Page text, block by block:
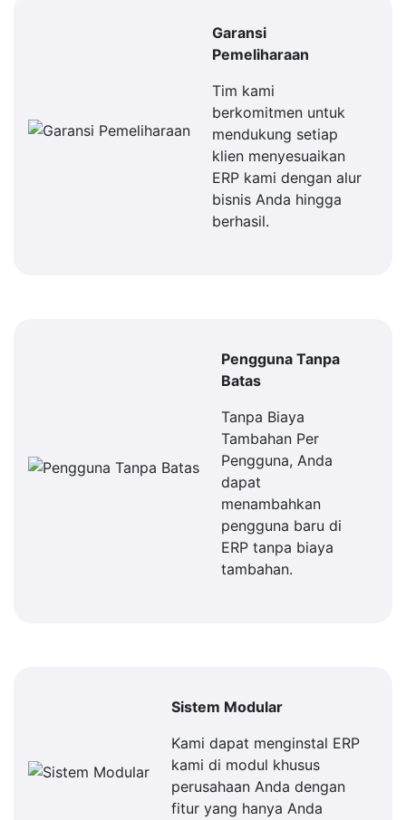
Garansi
Pemeliharaan
Tim kami
berkomitmen untuk
mendukung setiap
klien menyesuaikan
ERP kami dengan alur
bisnis Anda hingga
berhasil.
Pengguna Tanpa
Batas
Tanpa Biaya
Tambahan Per
Pengguna, Anda
dapat
menambahkan
pengguna baru di
ERP tanpa biaya
tambahan.
Sistem Modular
Kami dapat menginstal ERP
kami di modul khusus
perusahaan Anda dengan
fitur yang hanya Anda